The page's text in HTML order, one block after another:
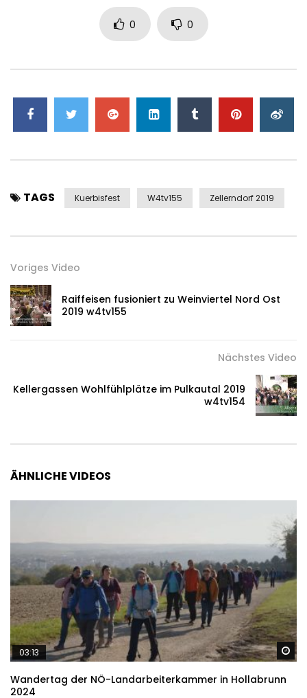
0 0
TAGS Kuerbisfest W4tv155 Zellerndorf 2019
Voriges Video
Raiffeisen fusioniert zu Weinviertel Nord Ost
2019 w4tv155
Nächstes Video
Kellergassen Wohlfühlplätze im Pulkautal 2019
w4tv154
ÄHNLICHE VIDEOS
03:13
Wandertag der NÖ-Landarbeiterkammer in Hollabrunn
2024